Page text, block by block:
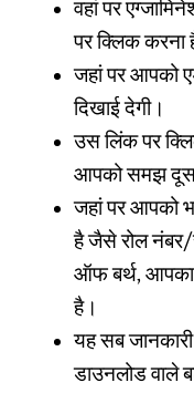
वहां पर
पर क्लिक करना
जहां पर आपको
दिखाई देगी।
उस लिंक पर
आपको समझ
जहां पर आपको
है जैसे रोल नंबर/
ऑफ बर्थ, आपका
है।
यह सब
डाउनलोड वाले